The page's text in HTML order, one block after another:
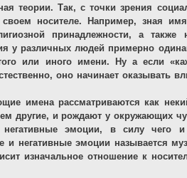
теории. Так, с точки зрения
носителе. Например, зная
принадлежности, а также
у различных людей примерно
или иного имени. Ну а если
оно начинает оказывать
имена рассматриваются как
другие, и рождают у окружающих
эмоции, в силу чего и
и негативные эмоции называется
изначальное отношение к